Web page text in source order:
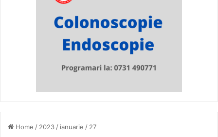
Home / 2023 / ianuarie / 27